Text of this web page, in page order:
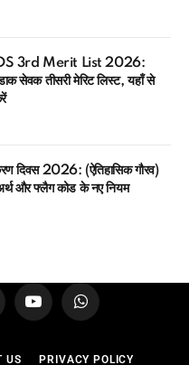
3rd Merit List 2026:
सेवक तीसरी मेरिट लिस्ट, यहाँ से
दिवस 2026: (ऐतिहासिक गौरव)
और फ्लैग कोड के नए नियम
YouTubeWhatsApp
US PRIVACY POLICY